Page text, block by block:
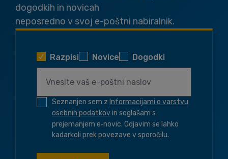
dogodkih in novicah
neposredno v svoj e-poštni nabiralnik.
Razpisi Novice Dogodki
Seznanjen sem z Informacijami o varstvu
osebnih podatkovin soglašam s
prejemanjem e‑novic. Odjavim se lahko
kadarkoli prek povezave v sporočilu.